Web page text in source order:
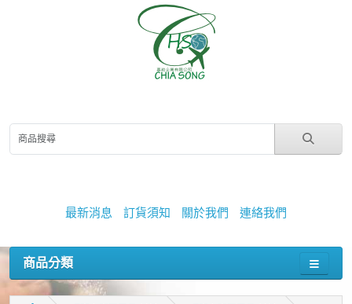
最新消息 訂貨須知 關於我們 連絡我們
商品分類